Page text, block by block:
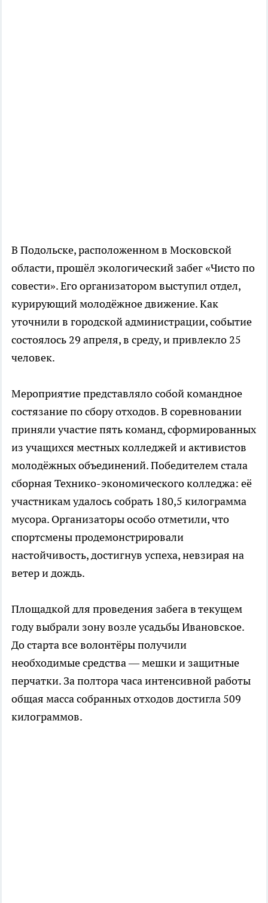
В Подольске, расположенном в Московской
области, прошёл экологический забег «Чисто по
совести». Его организатором выступил отдел,
курирующий молодёжное движение. Как
уточнили в городской администрации, событие
состоялось 29 апреля, в среду, и привлекло 25
человек.
Мероприятие представляло собой командное
состязание по сбору отходов. В соревновании
приняли участие пять команд, сформированных
из учащихся местных колледжей и активистов
молодёжных объединений. Победителем стала
сборная Технико-экономического колледжа: её
участникам удалось собрать 180,5 килограмма
мусора. Организаторы особо отметили, что
спортсмены продемонстрировали
настойчивость, достигнув успеха, невзирая на
ветер и дождь.
Площадкой для проведения забега в текущем
году выбрали зону возле усадьбы Ивановское.
До старта все волонтёры получили
необходимые средства — мешки и защитные
перчатки. За полтора часа интенсивной работы
общая масса собранных отходов достигла 509
килограммов.